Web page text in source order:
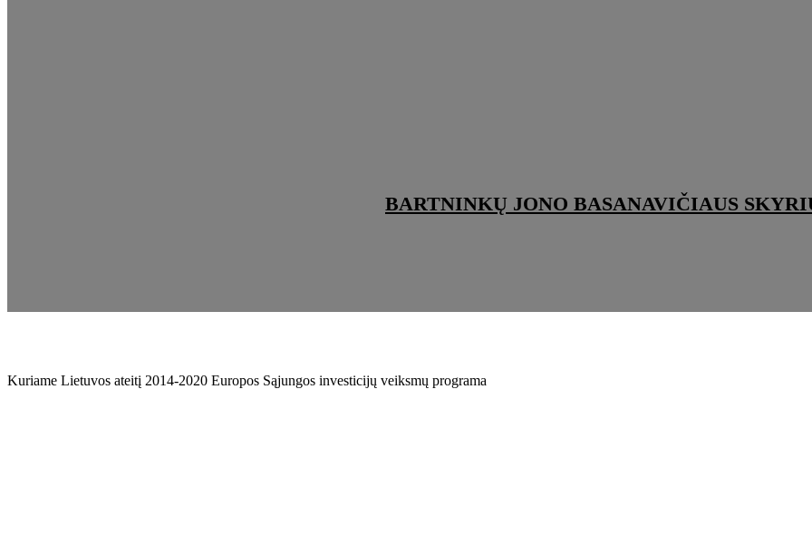
BARTNINKŲ JONO BASANAVIČIAUS
Kuriame Lietuvos ateitį 2014-2020 Europos Sąjungos investicijų veiksmų programa